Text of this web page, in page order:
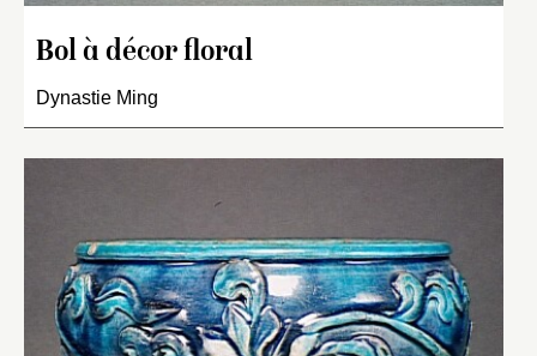
Bol à décor floral
Dynastie Ming